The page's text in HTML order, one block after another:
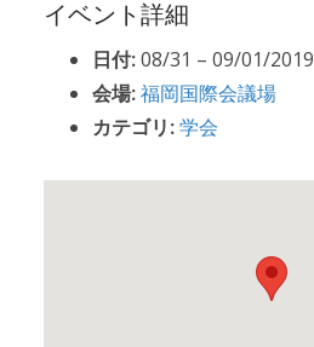
イベント詳細
日付:08/31 – 09/01/2019
会場:福岡国際会議場
カテゴリ:学会